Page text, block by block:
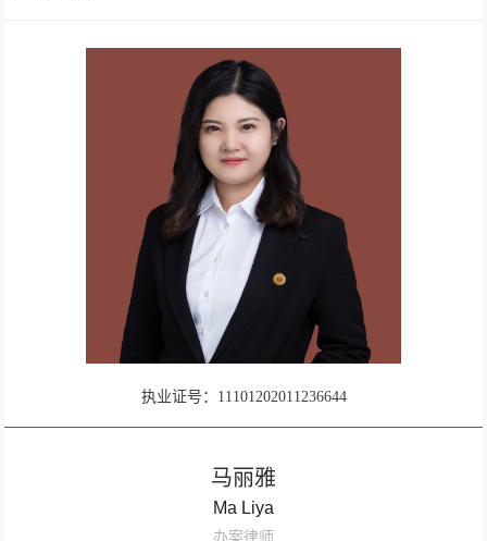
执业证号：11101202011236644
马丽雅
Ma Liya
办案律师